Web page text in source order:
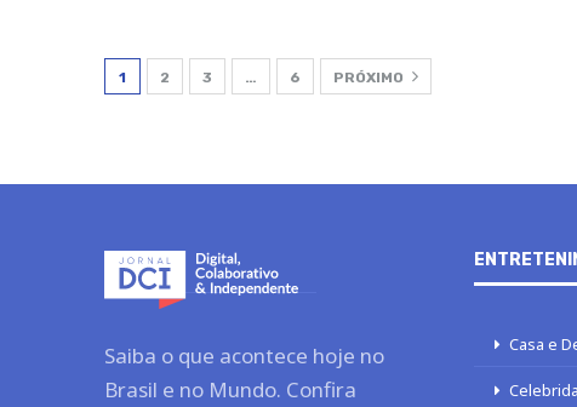
1 2 3 … 6 PRÓXIMO
Saiba o que acontece hoje no
Brasil e no Mundo. Confira
Casa e